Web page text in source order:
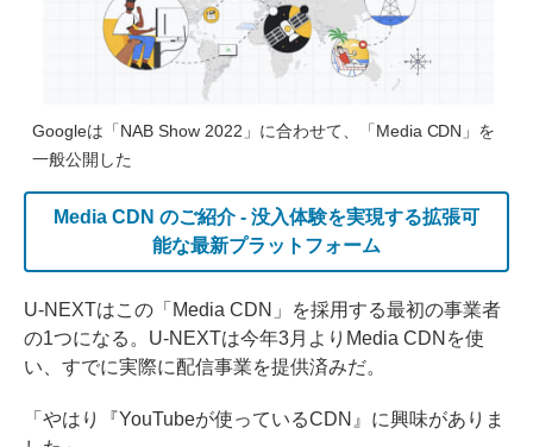
Googleは「NAB Show 2022」に合わせて、「Media CDN」を
一般公開した
Media CDN のご紹介 - 没入体験を実現する拡張可
能な最新プラットフォーム
U-NEXTはこの「Media CDN」を採用する最初の事業者
の1つになる。U-NEXTは今年3月よりMedia CDNを使
い、すでに実際に配信事業を提供済みだ。
「やはり『YouTubeが使っているCDN』に興味がありま